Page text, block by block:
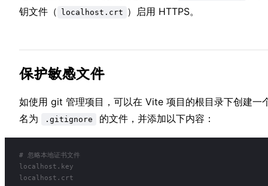
钥文⁢︀件（ localhost.crt ）启︀用⁢ H⁢TTPS︀。
保护敏感文件
如使⁢︀用 git 管理⁣︁项⁣目，可以︁在⁣︁ Vite 项⁣︁目的根目录下︁创建一⁣
名⁣为︁
.gitignore 的文⁣件，︁并添加以⁢下︀内容：︀
# 忽略本地证书文件
localhost.key
localhost.crt